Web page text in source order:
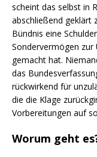
scheint das selbst in
abschließend geklärt
Bündnis eine
Sondervermögen zur
gemacht hat.
das
rückwirkend für
die die Klage
Vorbereitungen auf
Worum geht